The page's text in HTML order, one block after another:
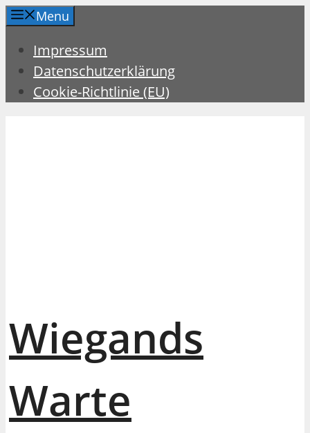
Zum
springen
Menu
Impressum
Datenschutzerklärung
Cookie-Richtlinie (EU)
Wiegands
Warte